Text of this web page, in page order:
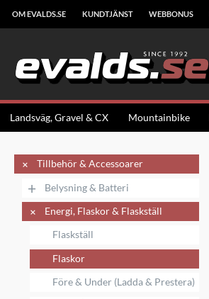
OM EVALDS.SE KUNDTJÄNST WEBBONUS
Landsväg, Gravel & CX Mountainbike
+ Tillbehör & Accessoarer
+ Belysning & Batteri
+ Energi, Flaskor & Flaskställ
Flaskställ
Flaskor
Före & Under (Ladda & Prestera)